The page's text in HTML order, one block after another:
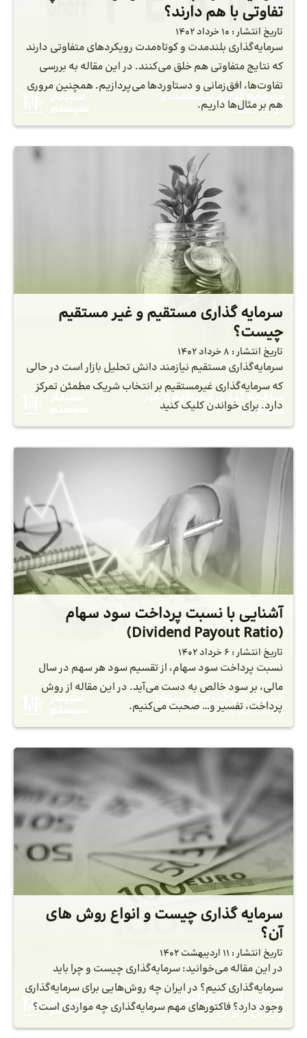
تفاوتی با هم دارند؟
تاریخ انتشار : 10 خرداد 1402
سرمایه‌گذاری بلندمدت و کوتاه‌مدت رویکردهای متفاوتی دارند
که نتایج متفاوتی هم خلق می‌کنند. در این مقاله به بررسی
تفاوت‌ها، افق‌زمانی و دستاوردها می‌پردازیم. همچنین مروری
هم بر مثال‌ها داریم.
سرمایه گذاری مستقیم و غیر مستقیم
چیست؟
تاریخ انتشار : 8 خرداد 1402
سرمایه‌گذاری مستقیم نیازمند دانش تحلیل بازار است در حالی
که سرمایه‌گذاری غیرمستقیم بر انتخاب شریک مطمئن تمرکز
دارد. برای خواندن کلیک کنید
آشنایی با نسبت پرداخت سود سهام
(Dividend Payout Ratio)
تاریخ انتشار : 6 خرداد 1402
نسبت پرداخت سود سهام، از تقسیم سود هر سهم در سال
مالی، بر سود خالص به دست می‌آید. در این مقاله از روش
پرداخت، تفسیر و… صحبت می‌کنیم.
سرمایه گذاری چیست و انواع روش های
آن؟
تاریخ انتشار : 11 اردیبهشت 1402
در این مقاله می‌خوانید: سرمایه‌گذاری چیست و چرا باید
سرمایه‌گذاری کنیم؟ در ایران چه روش‌هایی برای سرمایه‌گذاری
وجود دارد؟ فاکتورهای مهم سرمایه‌گذاری چه مواردی است؟